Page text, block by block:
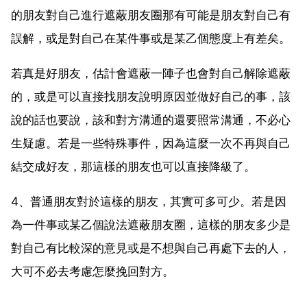
的朋友對自己進行遮蔽朋友圈那有可能是朋友對自己有
誤解，或是對自己在某件事或是某乙個態度上有差矣。
若真是好朋友，估計會遮蔽一陣子也會對自己解除遮蔽
的，或是可以直接找朋友說明原因並做好自己的事，該
說的話也要說，該和對方溝通的還要照常溝通，不必心
生疑慮。若是一些特殊事件，因為這麼一次不再與自己
結交成好友，那這樣的朋友也可以直接降級了。
4、普通朋友對於這樣的朋友，其實可多可少。若是因
為一件事或某乙個說法遮蔽朋友圈，這樣的朋友多少是
對自己有比較深的意見或是不想與自己再處下去的人，
大可不必去考慮怎麼挽回對方。